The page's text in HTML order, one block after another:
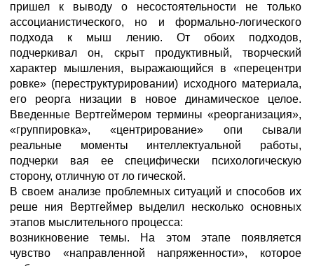
пришел к выводу о несостоятельности не только
ассоцианистического, но и формально-логического
подхода к мыш лению. От обоих подходов,
подчеркивал он, скрыт продуктивный, творческий
характер мышления, выражающийся в «перецентри
ровке» (переструктурировании) исходного материала,
его реорга низации в новое динамическое целое.
Введенные Вертгеймером термины «реорганизация»,
«группировка», «центрирование» опи сывали
реальные моменты интеллектуальной работы,
подчерки вая ее специфически психологическую
сторону, отличную от ло гической.
В своем анализе проблемных ситуаций и способов их
реше ния Вертгеймер выделил несколько основных
этапов мыслительного процесса:
возникновение темы. На этом этапе появляется
чувство «направленной напряженности», которое